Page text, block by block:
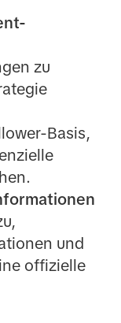
zu
Basis,
und
offizielle